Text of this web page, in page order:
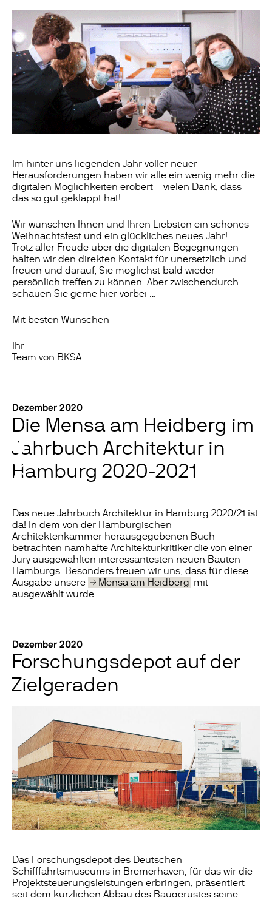
Im hinter uns liegenden Jahr voller neuer
Herausforderungen haben wir alle ein wenig mehr die
digitalen Möglichkeiten erobert – vielen Dank, dass
das so gut geklappt hat!
Wir wünschen Ihnen und Ihren Liebsten ein schönes
Weihnachtsfest und ein glückliches neues Jahr!
Trotz aller Freude über die digitalen Begegnungen
halten wir den direkten Kontakt für unersetzlich und
freuen und darauf, Sie möglichst bald wieder
persönlich treffen zu können. Aber zwischendurch
schauen Sie gerne hier vorbei …
Mit besten Wünschen
Ihr
Team von BKSA
Dezember 2020
Die Mensa am Heidberg im
Jahrbuch Architektur in
Hamburg 2020-2021
Das neue Jahrbuch Architektur in Hamburg 2020/21 ist
da! In dem von der Hamburgischen
Architektenkammer herausgegebenen Buch
betrachten namhafte Architekturkritiker die von einer
Jury ausgewählten interessantesten neuen Bauten
Hamburgs. Besonders freuen wir uns, dass für diese
Ausgabe unsere
Mensa am Heidberg mit
ausgewählt wurde.
Dezember 2020
Forschungsdepot auf der
Zielgeraden
Das Forschungsdepot des Deutschen
Schifffahrtsmuseums in Bremerhaven, für das wir die
Projektsteuerungsleistungen erbringen, präsentiert
seit dem kürzlichen Abbau des Baugerüstes seine